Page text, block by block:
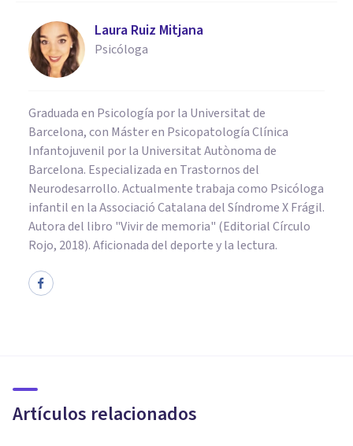
Laura Ruiz Mitjana
Psicóloga
Graduada en Psicología por la Universitat de
Barcelona, con Máster en Psicopatología Clínica
Infantojuvenil por la Universitat Autònoma de
Barcelona. Especializada en Trastornos del
Neurodesarrollo. Actualmente trabaja como Psicóloga
infantil en la Associació Catalana del Síndrome X Frágil.
Autora del libro "Vivir de memoria" (Editorial Círculo
Rojo, 2018). Aficionada del deporte y la lectura.
Artículos relacionados
(síntomas y características)